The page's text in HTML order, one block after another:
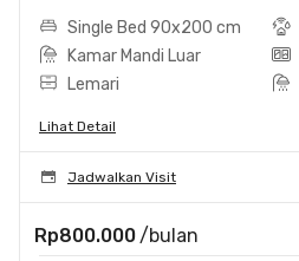
Single Bed 90x200 cm
Kamar Mandi Luar
Lemari
Lihat Detail
Jadwalkan Visit
Rp800.000 /bulan